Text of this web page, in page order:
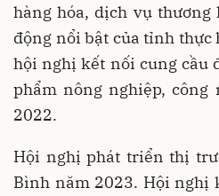
hàng hóa, dịch vụ thương
động nổi bật của tỉnh thực
hội nghị kết nối cung cầu
phẩm nông nghiệp,
2022.
Hội nghị phát triển thị
Bình năm 2023. Hội nghị